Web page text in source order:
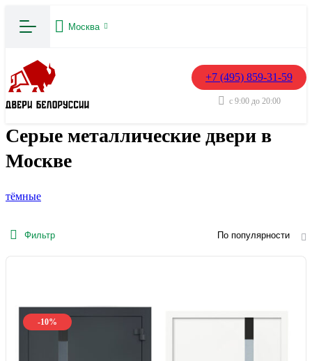
Москва
+7 (495) 859-31-59
с 9:00 до 20:00
Серые металлические двери в
Москве
тёмные
Фильтр По популярности
-10%